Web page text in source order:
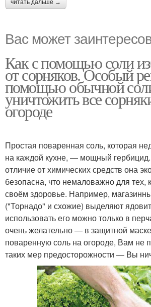
читать дальше →
Вас может
Как с помощью соли
от сорняков. Особый
помощью обычной
уничтожить все
огороде
Простая поваренная соль, которая
на каждой кухне, — мощный
отличие от химических средств она
безопасна, что немаловажно для тех,
своём здоровье. Например,
("Торнадо" и схожие) выделяют
использовать его можно только в
очень желательно — в защитной
поваренную соль на огороде, Вам не
таких мер предосторожности — Вы